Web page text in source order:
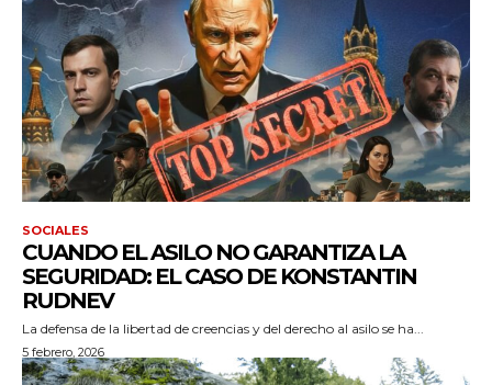
SOCIALES
CUANDO EL ASILO NO GARANTIZA LA
SEGURIDAD: EL CASO DE KONSTANTIN
RUDNEV
La defensa de la libertad de creencias y del derecho al asilo se ha...
5 febrero, 2026